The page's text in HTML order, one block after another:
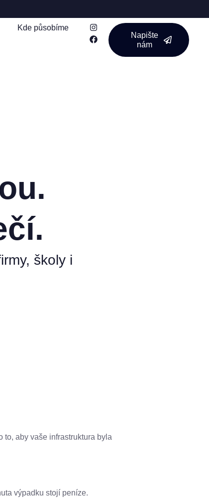
Kde působíme
Napište
nám
školy i
to, aby vaše infrastruktura byla
výpadku stojí peníze.